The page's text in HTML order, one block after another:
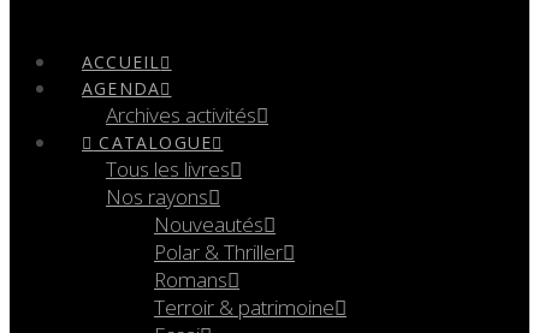
ACCUEIL
AGENDA
Archives activités
CATALOGUE
Tous les livres
Nos rayons
Nouveautés
Polar & Thriller
Romans
Terroir & patrimoine